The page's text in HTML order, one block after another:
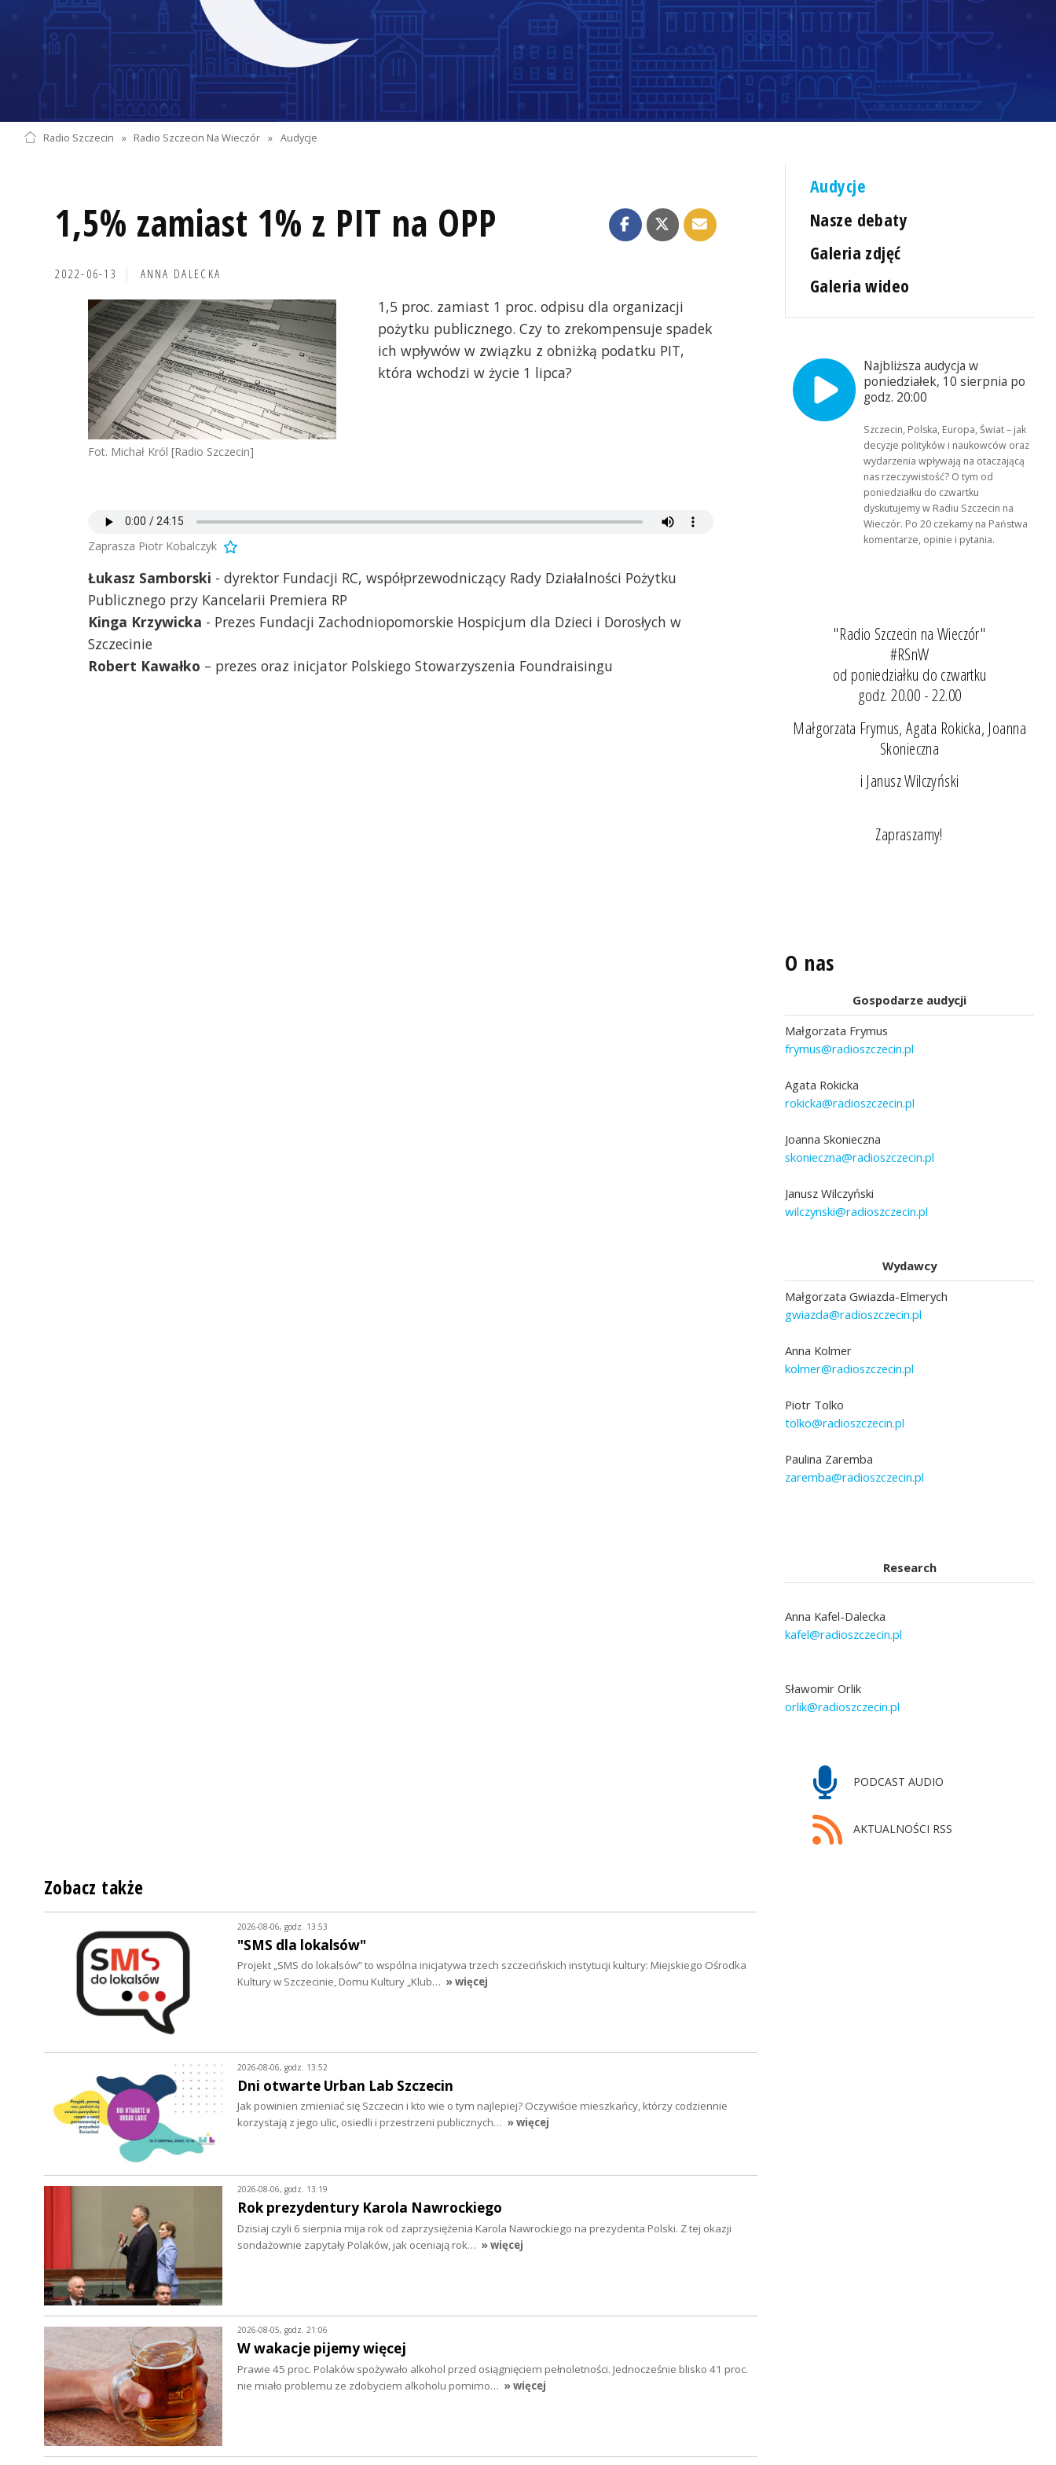
Radio Szczecin » Radio Szczecin Na Wieczór » Audycje
1,5% zamiast 1% z PIT na OPP
2022-06-13 ANNA DALECKA
Fot. Michał Król [Radio Szczecin]
1,5 proc. zamiast 1 proc. odpisu dla organizacji
pożytku publicznego. Czy to zrekompensuje spadek
ich wpływów w związku z obniżką podatku PIT,
która wchodzi w życie 1 lipca?
Zaprasza Piotr Kobalczyk
Łukasz Samborski - dyrektor Fundacji RC, współprzewodniczący Rady Działalności Pożytku
Publicznego przy Kancelarii Premiera RP
Kinga Krzywicka - Prezes Fundacji Zachodniopomorskie Hospicjum dla Dzieci i Dorosłych w
Szczecinie
Robert Kawałko – prezes oraz inicjator Polskiego Stowarzyszenia Foundraisingu
Audycje
Nasze debaty
Galeria zdjęć
Galeria wideo
Najbliższa audycja w
poniedziałek, 10 sierpnia po
godz. 20:00
Szczecin, Polska, Europa, Świat – jak
decyzje polityków i naukowców oraz
wydarzenia wpływają na otaczającą
nas rzeczywistość? O tym od
poniedziałku do czwartku
dyskutujemy w Radiu Szczecin na
Wieczór. Po 20 czekamy na Państwa
komentarze, opinie i pytania.
"Radio Szczecin na Wieczór"
#RSnW
od poniedziałku do czwartku
godz. 20.00 - 22.00
Małgorzata Frymus, Agata Rokicka, Joanna
Skonieczna
i Janusz Wilczyński
Zapraszamy!
O nas
Gospodarze audycji
Małgorzata Frymus
frymus@radioszczecin.pl
Agata Rokicka
rokicka@radioszczecin.pl
Joanna Skonieczna
skonieczna@radioszczecin.pl
Janusz Wilczyński
wilczynski@radioszczecin.pl
Wydawcy
Małgorzata Gwiazda-Elmerych
gwiazda@radioszczecin.pl
Anna Kolmer
kolmer@radioszczecin.pl
Piotr Tolko
tolko@radioszczecin.pl
Paulina Zaremba
zaremba@radioszczecin.pl
Research
Anna Kafel-Dalecka
kafel@radioszczecin.pl
Sławomir Orlik
orlik@radioszczecin.pl
PODCAST AUDIO
AKTUALNOŚCI RSS
Zobacz także
2026-08-06, godz. 13:53
"SMS dla lokalsów"
Projekt „SMS do lokalsów” to wspólna inicjatywa trzech szczecińskich instytucji kultury: Miejskiego Ośrodka
Kultury w Szczecinie, Domu Kultury „Klub… » więcej
2026-08-06, godz. 13:52
Dni otwarte Urban Lab Szczecin
Jak powinien zmieniać się Szczecin i kto wie o tym najlepiej? Oczywiście mieszkańcy, którzy codziennie
korzystają z jego ulic, osiedli i przestrzeni publicznych… » więcej
2026-08-06, godz. 13:19
Rok prezydentury Karola Nawrockiego
Dzisiaj czyli 6 sierpnia mija rok od zaprzysiężenia Karola Nawrockiego na prezydenta Polski. Z tej okazji
sondażownie zapytały Polaków, jak oceniają rok… » więcej
2026-08-05, godz. 21:06
W wakacje pijemy więcej
Prawie 45 proc. Polaków spożywało alkohol przed osiągnięciem pełnoletności. Jednocześnie blisko 41 proc.
nie miało problemu ze zdobyciem alkoholu pomimo… » więcej